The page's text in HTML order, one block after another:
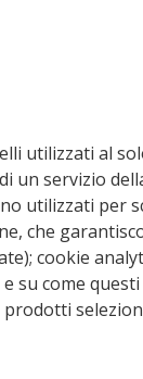
utilizzati al
un servizio
utilizzati
che
cookie
su come